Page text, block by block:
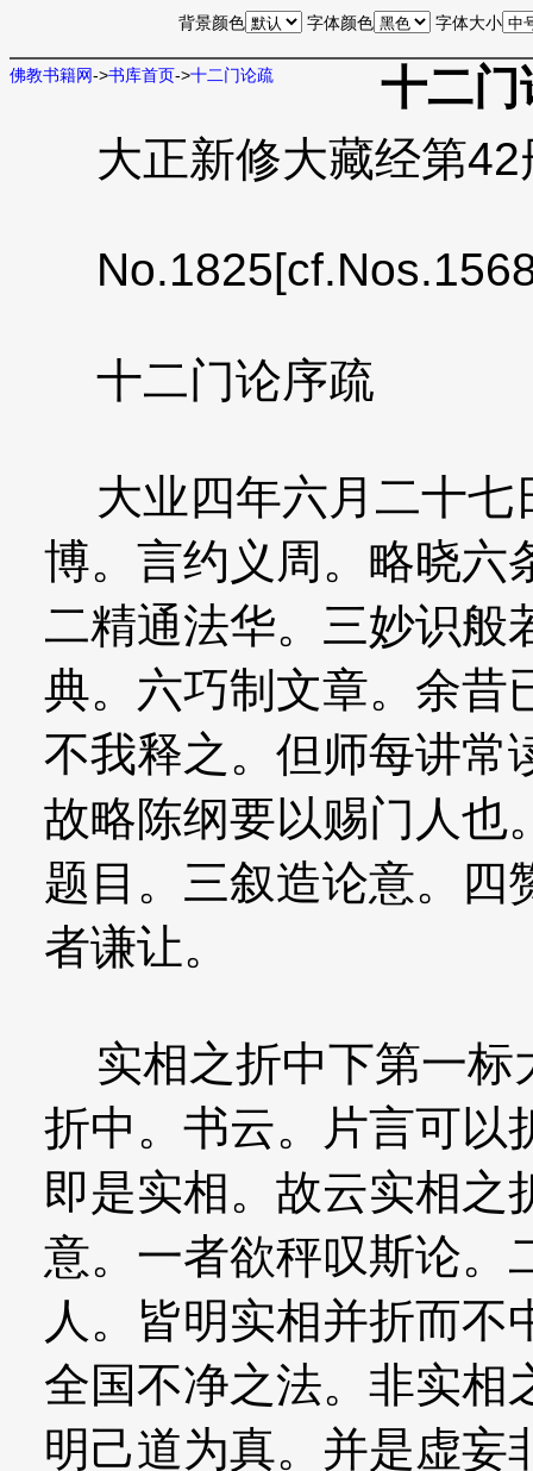
背景颜色 字体颜色 字体大小
佛教书籍网->书库首页->十二门论疏
十二门
大正新修大藏经第42
十二门论序疏
大业四年六月二十七
博。言约义周。略晓六
二精通法华。三妙识般
典。六巧制文章。余昔
不我释之。但师每讲常
故略陈纲要以赐门人也
题目。三叙造论意。四
者谦让。
实相之折中下第一标
折中。书云。片言可以
即是实相。故云实相之
意。一者欲秤叹斯论。
人。皆明实相并折而
全国不净之法。非实相
明己道为真。并是虚妄